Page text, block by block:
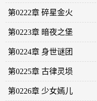
第0222章 碎星金火
第0223章 暗夜之堡
第0224章 身世谜团
第0225章 古律灵埙
第0226章 少女嫣儿